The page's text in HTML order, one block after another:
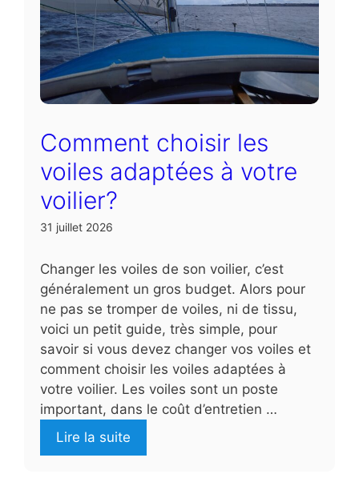
Comment choisir les
voiles adaptées à votre
voilier?
31 juillet 2026
Changer les voiles de son voilier, c’est
généralement un gros budget. Alors pour
ne pas se tromper de voiles, ni de tissu,
voici un petit guide, très simple, pour
savoir si vous devez changer vos voiles et
comment choisir les voiles adaptées à
votre voilier. Les voiles sont un poste
important, dans le coût d’entretien …
Lire la suite